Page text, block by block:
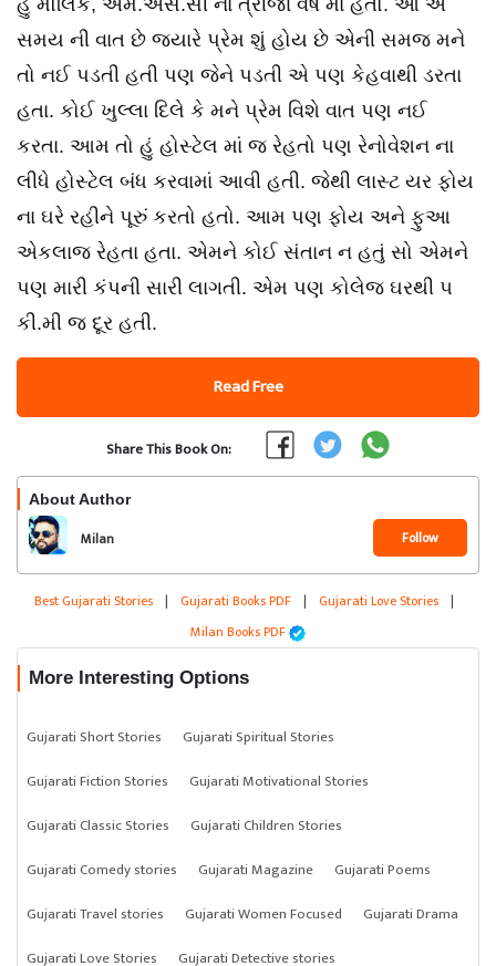
હુ મૌલિક, એમ.એસ.સી ના ત્રીજા વર્ષ માં હતો. આ એ
સમય ની વાત છે જ્યારે પ્રેમ શું હોય છે એની સમજ મને
તો નઈ પડતી હતી પણ જેને પડતી એ પણ કેહવાથી ડરતા
હતા. કોઈ ખુલ્લા દિલે કે મને પ્રેમ વિશે વાત પણ નઈ
કરતા. આમ તો હું હોસ્ટેલ માં જ રેહતો પણ રેનોવેશન ના
લીધે હોસ્ટેલ બંધ કરવામાં આવી હતી. જેથી લાસ્ટ યર ફોય
ના ઘરે રહીને પૂરું કરતો હતો. આમ પણ ફોય અને ફુઆ
એકલાજ રેહતા હતા. એમને કોઈ સંતાન ન હતું સો એમને
પણ મારી કંપની સારી લાગતી. એમ પણ કોલેજ ઘરથી ૫
કી.મી જ દૂર હતી.
Read Free
Share This Book On:
About Author
Milan Follow
Best Gujarati Stories | Gujarati Books PDF | Gujarati Love Stories |
Milan Books PDF
More Interesting Options
Gujarati Short Stories
Gujarati Spiritual Stories
Gujarati Fiction Stories
Gujarati Motivational Stories
Gujarati Classic Stories
Gujarati Children Stories
Gujarati Comedy stories
Gujarati Magazine
Gujarati Poems
Gujarati Travel stories
Gujarati Women Focused
Gujarati Drama
Gujarati Love Stories
Gujarati Detective stories